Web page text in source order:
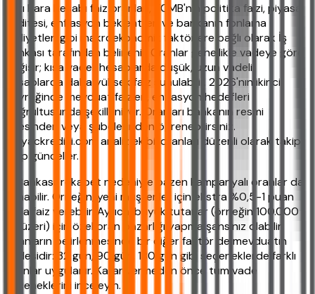
Artı Para hesabı faiz oranları, TCMB'nin politika faizi, piyasa
likiditesi, enflasyon beklentileri ve bankanın fonlama
maliyetleri gibi makroekonomik faktörlere bağlı olarak İş
Bankası tarafından belirlenir. Oranlar genellikle vadeye göre
değişir; kısa vadeli hesaplarda düşük, uzun vadeli
hesaplarda daha yüksek faiz sunulabilir. 2026'nın ikinci
çeyreğinde mevduat faizleri, enflasyon hedefleri
doğrultusunda şekilleniyor. Oranları bankanın resmi
sitesinden veya şubelerinden öğrenebilirsiniz.
ihtiyackredisi.com analiz ekibi, oranları düzenli olarak takip
edip günceller.
İş Bankası, rekabet nedeniyle bazen kampanyalı oranlar da
sunabilir. Örneğin, yeni müşteriler için ekstra %0,5-1 puan
fazla faiz verebilir. Ayrıca, büyük tutarlar (örneğin 100.000
TL üzeri) için özel oran pazarlığı yapma şansınız olabilir.
Oranların belirlenmesinde bir diğer faktör de mevduatın
vadesidir: 32 gün, 90 gün, 180 gün gibi seçeneklerde farklı
oranlar uygulanır. Karar vermeden önce tüm vade
seçeneklerini inceleyin.